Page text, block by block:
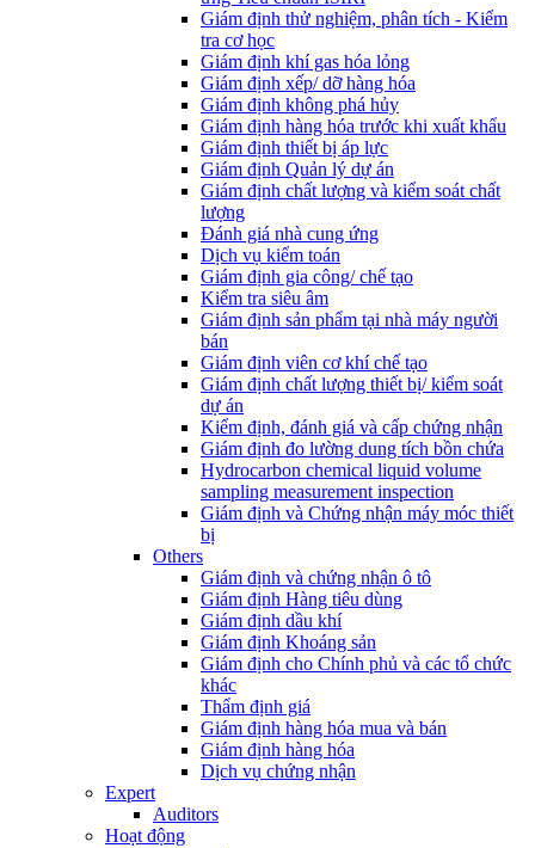
Giám định thử nghiệm, phân tích - Kiểm
tra cơ học
Giám định khí gas hóa lỏng
Giám định xếp/ dỡ hàng hóa
Giám định không phá hủy
Giám định hàng hóa trước khi xuất khẩu
Giám định thiết bị áp lực
Giám định Quản lý dự án
Giám định chất lượng và kiểm soát chất
lượng
Đánh giá nhà cung ứng
Dịch vụ kiểm toán
Giám định gia công/ chế tạo
Kiểm tra siêu âm
Giám định sản phẩm tại nhà máy người
bán
Giám định viên cơ khí chế tạo
Giám định chất lượng thiết bị/ kiểm soát
dự án
Kiểm định, đánh giá và cấp chứng nhận
Giám định đo lường dung tích bồn chứa
Hydrocarbon chemical liquid volume
sampling measurement inspection
Giám định và Chứng nhận máy móc thiết
bị
Others
Giám định và chứng nhận ô tô
Giám định Hàng tiêu dùng
Giám định dầu khí
Giám định Khoáng sản
Giám định cho Chính phủ và các tổ chức
khác
Thẩm định giá
Giám định hàng hóa mua và bán
Giám định hàng hóa
Dịch vụ chứng nhận
Expert
Auditors
Hoạt động